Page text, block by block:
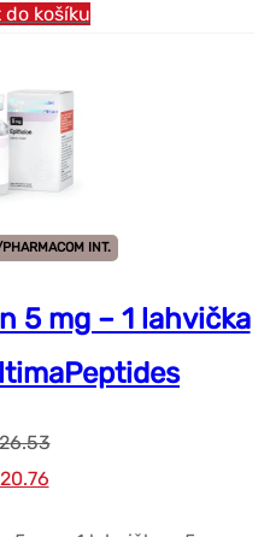
do košíku
INT.
5 mg – 1 lahvička
20.76Současná